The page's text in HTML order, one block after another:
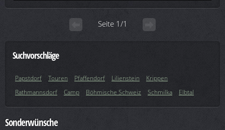
Seite 1/1
Suchvorschläge
Papstdorf Touren Pfaffendorf Lilienstein
Krippen
Rathmannsdorf
Camp Böhmische Schweiz Schmilka Elbtal
Sonderwünsche